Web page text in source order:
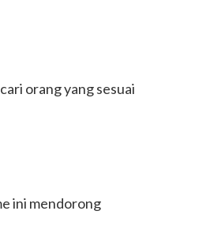
orang yang sesuai
ini mendorong